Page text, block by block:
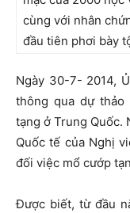
cùng với nhân
đầu tiên phơi bày
Ngày 30-7- 2014,
thông qua dự thảo
tạng ở Trung Quốc.
Quốc tế của Nghị
đối việc mổ cướp
Được biết, từ đầu